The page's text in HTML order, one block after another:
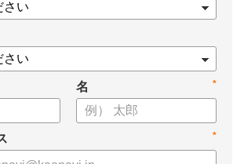
たので、ぜひお役立てください。
*
名
*